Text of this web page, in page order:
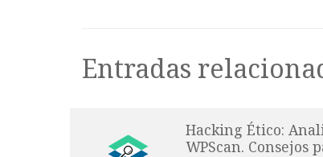
Entradas
Hacking Ético:
WPScan. Consejos